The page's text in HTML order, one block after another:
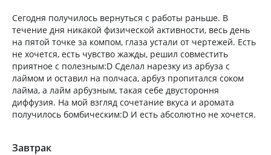
Сегодня получилось вернуться с работы раньше. В
течение дня никакой физической активности, весь день
на пятой точке за компом, глаза устали от чертежей. Есть
не хочется, есть чувство жажды, решил совместить
приятное с полезным:D Сделал нарезку из арбуза с
лаймом и оставил на полчаса, арбуз пропитался соком
лайма, а лайм арбузным, такая себе двустороння
диффузия. На мой взгляд сочетание вкуса и аромата
получилось бомбическим:D И есть абсолютно не хочется.
Завтрак